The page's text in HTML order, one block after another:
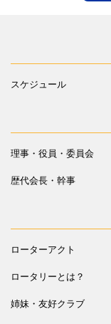
スケジュール
理事・役員・委員会
歴代会長・幹事
ローターアクト
ロータリーとは？
姉妹・友好クラブ